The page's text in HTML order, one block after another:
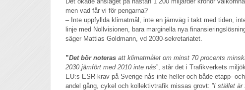
men vad får vi för pengarna?
– Inte uppfyllda klimatmål, inte en järnväg i takt med tiden,
linje med Nollvisionen, bara marginella nya
säger Mattias Goldmann, vd 2030-sekretariatet.
”Det bör noteras att klimatmålet om minst 70 procents
2030 jämfört med 2010 inte nås”, står det i Trafikverkets
EU:s ESR-krav på Sverige nås inte heller och både etapp-
andel gång, cykel och kollektivtrafik missas grovt: ”I stället är